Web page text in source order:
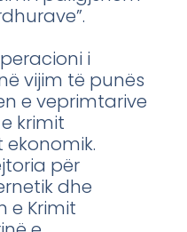
i
vijim të punës
e veprimtarive
krimit
ekonomik.
për
dhe
e Krimit